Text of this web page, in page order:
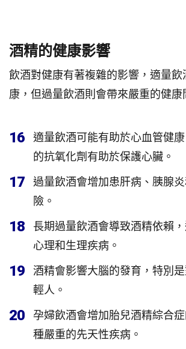
酒精的健康影響
飲酒對健康有著複雜的影響，適量飲
康，但過量飲酒則會帶來嚴重的健康
16
適量飲酒可能有助於心血管健
的抗氧化劑有助於保護心臟。
17
過量飲酒會增加患肝病、胰腺
險。
18
長期過量飲酒會導致酒精依賴
心理和生理疾病。
19
酒精會影響大腦的發育，特別
輕人。
20
孕婦飲酒會增加胎兒酒精綜合
種嚴重的先天性疾病。